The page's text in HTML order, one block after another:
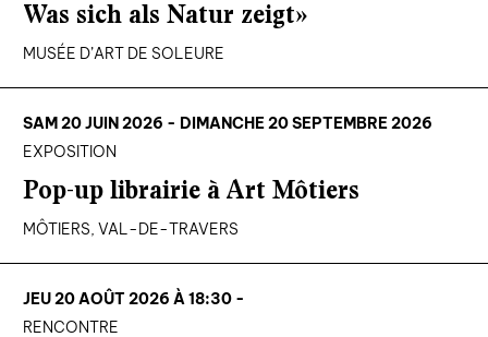
Was sich als Natur zeigt»
MUSÉE D’ART DE SOLEURE
SAM 20 JUIN 2026 - DIMANCHE 20 SEPTEMBRE 2026
EXPOSITION
Pop-up librairie à Art Môtiers
MÔTIERS, VAL-DE-TRAVERS
JEU 20 AOÛT 2026 À 18:30 -
RENCONTRE